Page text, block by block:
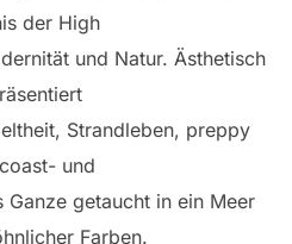
der High
und Natur. Ästhetisch
Strandleben, preppy
und
Ganze getaucht in ein Meer
Farben.